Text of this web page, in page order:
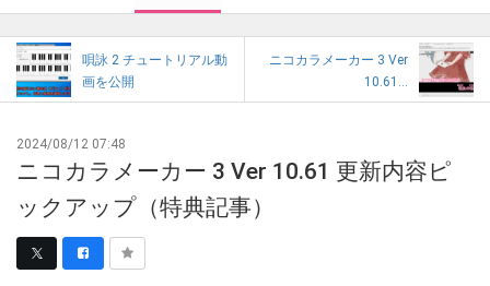
唄詠 2 チュートリアル動
画を公開
ニコカラメーカー 3 Ver
10.61...
2024/08/12 07:48
ニコカラメーカー 3 Ver 10.61 更新内容ピ
ックアップ（特典記事）